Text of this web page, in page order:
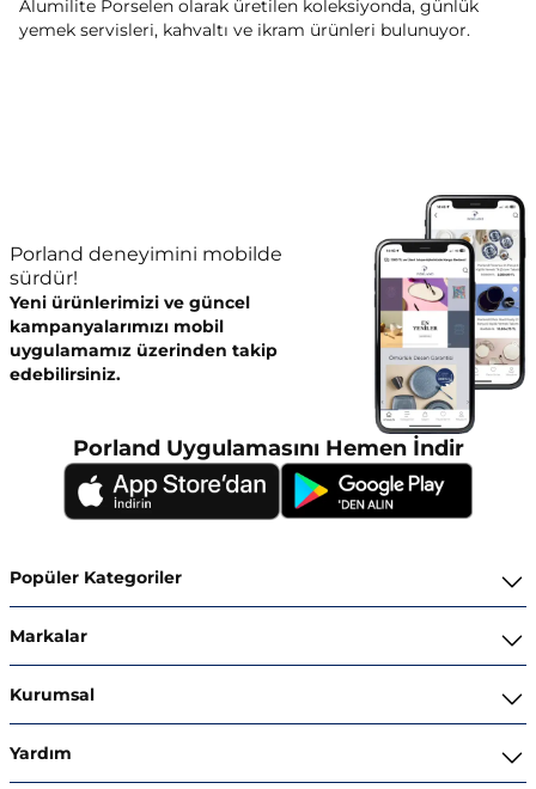
Alumilite Porselen olarak üretilen koleksiyonda, günlük
yemek servisleri, kahvaltı ve ikram ürünleri bulunuyor.
Porland deneyimini mobilde
sürdür!
Yeni ürünlerimizi ve güncel
kampanyalarımızı mobil
uygulamamız üzerinden takip
edebilirsiniz.
Porland Uygulamasını Hemen İndir
Popüler Kategoriler
Kahvaltı ve İkram Takımları
Kahve ve Çay Gereçleri
Markalar
Superior Bone Porcelain
Ghidini Italy
Kurumsal
Yardım